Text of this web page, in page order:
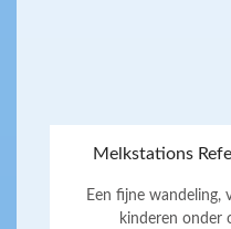
Melkstations
Een fijne wandeling,
kinderen onder